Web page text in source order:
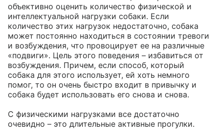
объективно оценить количество физической и
интеллектуальной нагрузки собаки. Если
количество этих нагрузок недостаточно, собака
может постоянно находиться в состоянии тревоги
и возбуждения, что провоцирует ее на различные
«подвиги». Цель этого поведения – избавиться от
возбуждения. Причем, если способ, который
собака для этого использует, ей хоть немного
помог, то он очень быстро входит в привычку и
собака будет использовать его снова и снова.
С физическими нагрузками все достаточно
очевидно – это длительные активные прогулки.